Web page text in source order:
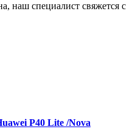
наш специалист свяжется с
P40 Lite /Nova